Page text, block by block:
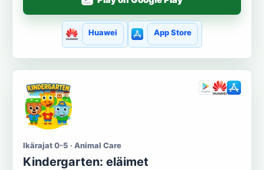
Huawei App Store
Ikärajat 0-5 · Animal Care
Kindergarten: eläimet